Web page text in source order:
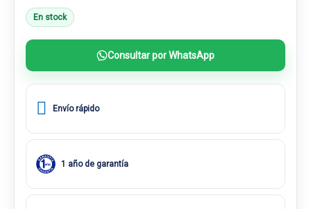
En stock
Consultar por WhatsApp
Envío rápido
1 año de garantía